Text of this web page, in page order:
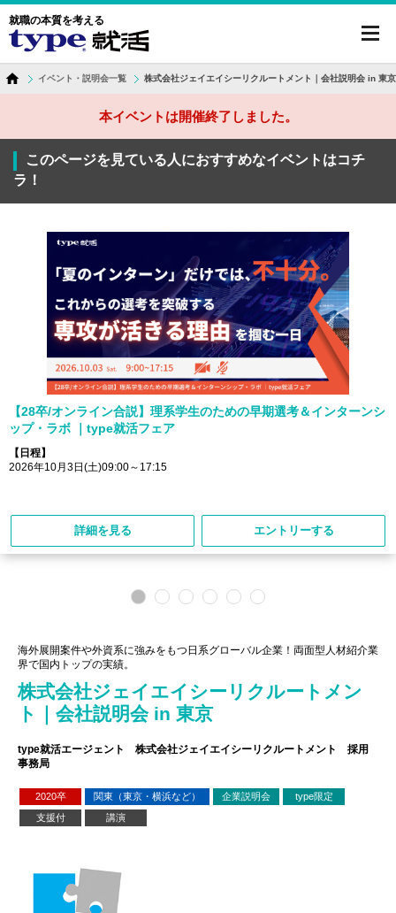
就職の本質を考える
イベント・説明会一覧 株式会社ジェイエイシーリクルートメント｜会社説明会 in 東京
本イベントは開催終了しました。
このページを見ている人におすすめなイベントはコチ
ラ！
【28卒/オンライン合説】理系学生のための早期選考＆インターンシ
ップ・ラボ ｜type就活フェア
【日程】
2026年10月3日(土)09:00～17:15
詳細を見る エントリーする
海外展開案件や外資系に強みをもつ日系グローバル企業！両面型人材紹介業
界で国内トップの実績。
株式会社ジェイエイシーリクルートメン
ト｜会社説明会 in 東京
type就活エージェント 株式会社ジェイエイシーリクルートメント 採用
事務局
2020卒 関東（東京・横浜など） 企業説明会
type限定
支援付
講演